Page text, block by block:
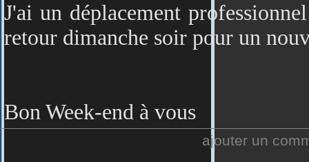
J'ai un déplacement
retour dimanche soir pour un
Bon Week-end à vous
ajouter un